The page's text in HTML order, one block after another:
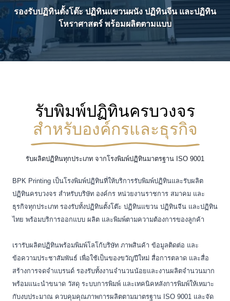
รองรับปฏิทินตั้งโต๊ะ ปฏิทินแขวนผนัง ปฏิทินจีน และปฏิทิน
โหราศาสตร์ พร้อมผลิตตามแบบ
รับพิมพ์ปฏิทินครบวงจร
สำหรับองค์กรและธุรกิจ
รับผลิตปฏิทินทุกประเภท จากโรงพิมพ์ปฏิทินมาตรฐาน ISO 9001
BPK Printing เป็นโรงพิมพ์ปฏิทินที่ให้บริการรับพิมพ์ปฏิทินและรับผลิต
ปฏิทินครบวงจร สำหรับบริษัท องค์กร หน่วยงานราชการ สมาคม และ
ธุรกิจทุกประเภท รองรับทั้งปฏิทินตั้งโต๊ะ ปฏิทินแขวน ปฏิทินจีน และปฏิทิน
ไทย พร้อมบริการออกแบบ ผลิต และพิมพ์ตามความต้องการของลูกค้า
เรารับผลิตปฏิทินพร้อมพิมพ์โลโก้บริษัท ภาพสินค้า ข้อมูลติดต่อ และ
ข้อความประชาสัมพันธ์ เพื่อใช้เป็นของขวัญปีใหม่ สื่อการตลาด และสื่อ
สร้างการจดจำแบรนด์ รองรับทั้งงานจำนวนน้อยและงานผลิตจำนวนมาก
พร้อมแนะนำขนาด วัสดุ ระบบการพิมพ์ และเทคนิคหลังการพิมพ์ให้เหมาะ
กับงบประมาณ ควบคุมคุณภาพการผลิตตามมาตรฐาน ISO 9001 และจัด